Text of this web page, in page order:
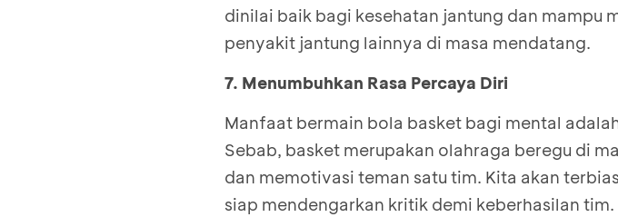
dinilai baik bagi kesehatan jantung dan mampu
penyakit jantung lainnya di masa mendatang.
7. Menumbuhkan Rasa Percaya Diri
Manfaat bermain bola basket bagi mental
Sebab, basket merupakan olahraga beregu di
dan memotivasi teman satu tim. Kita akan
siap mendengarkan kritik demi keberhasilan